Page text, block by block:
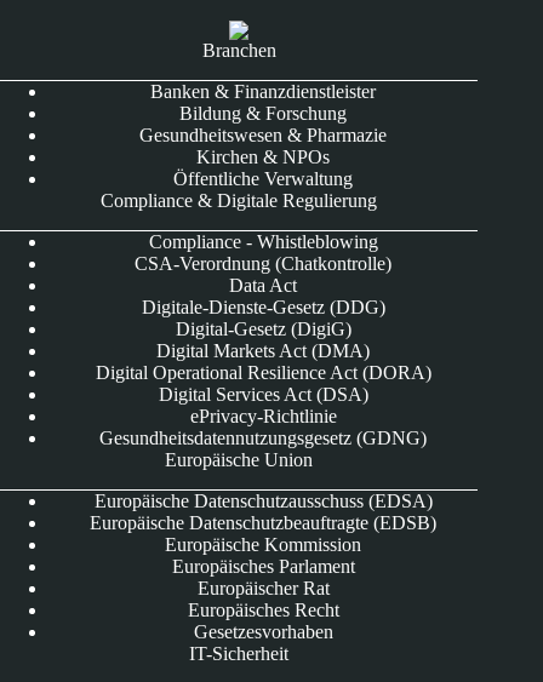
Branchen
Banken & Finanzdienstleister
Bildung & Forschung
Gesundheitswesen & Pharmazie
Kirchen & NPOs
Öffentliche Verwaltung
Compliance & Digitale Regulierung
Compliance - Whistleblowing
CSA-Verordnung (Chatkontrolle)
Data Act
Digitale-Dienste-Gesetz (DDG)
Digital-Gesetz (DigiG)
Digital Markets Act (DMA)
Digital Operational Resilience Act (DORA)
Digital Services Act (DSA)
ePrivacy-Richtlinie
Gesundheitsdatennutzungsgesetz (GDNG)
Europäische Union
Europäische Datenschutzausschuss (EDSA)
Europäische Datenschutzbeauftragte (EDSB)
Europäische Kommission
Europäisches Parlament
Europäischer Rat
Europäisches Recht
Gesetzesvorhaben
IT-Sicherheit